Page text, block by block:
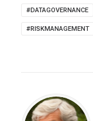
#DATAGOVERNANCE
#RISKMANAGEMENT